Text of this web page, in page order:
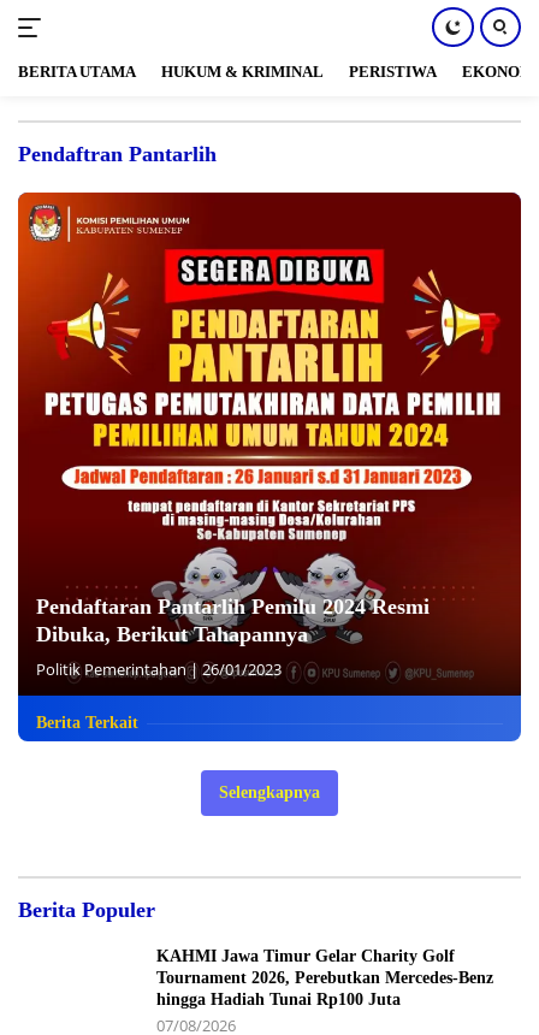
konten
BERITA UTAMA HUKUM & KRIMINAL PERISTIWA EKONOMI
Pendaftran Pantarlih
Pendaftaran Pantarlih Pemilu 2024 Resmi
Dibuka, Berikut Tahapannya
Politik Pemerintahan|26/01/2023
Berita Terkait
Selengkapnya
Berita Populer
KAHMI Jawa Timur Gelar Charity Golf
Tournament 2026, Perebutkan Mercedes-Benz
hingga Hadiah Tunai Rp100 Juta
07/08/2026